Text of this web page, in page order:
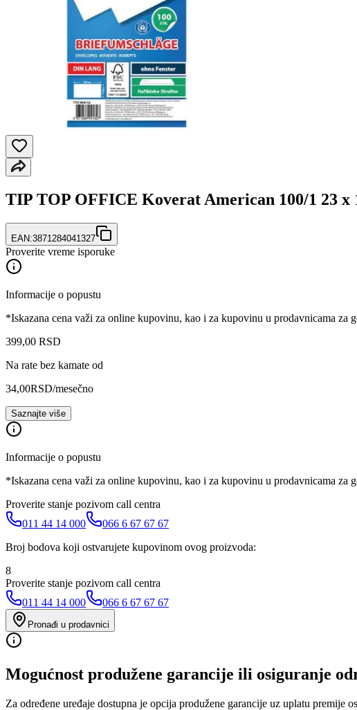
TIP TOP OFFICE Koverat American 100/1 23 x
EAN:3871284041327
Proverite vreme isporuke
Informacije o popustu
*Iskazana cena važi za online kupovinu, kao i za kupovinu u prodavnicama za
399,00 RSD
Na rate bez kamate od
34,00RSD/mesečno
Saznajte više
Informacije o popustu
*Iskazana cena važi za online kupovinu, kao i za kupovinu u prodavnicama za
Proverite stanje pozivom call centra
011 44 14 000
066 6 67 67 67
Broj bodova koji ostvarujete kupovinom ovog proizvoda:
8
Proverite stanje pozivom call centra
011 44 14 000
066 6 67 67 67
Pronađi u prodavnici
Mogućnost produžene garancije ili osiguranje
Za određene uređaje dostupna je opcija produžene garancije uz uplatu premije